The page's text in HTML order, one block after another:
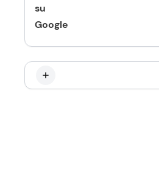
su
Google